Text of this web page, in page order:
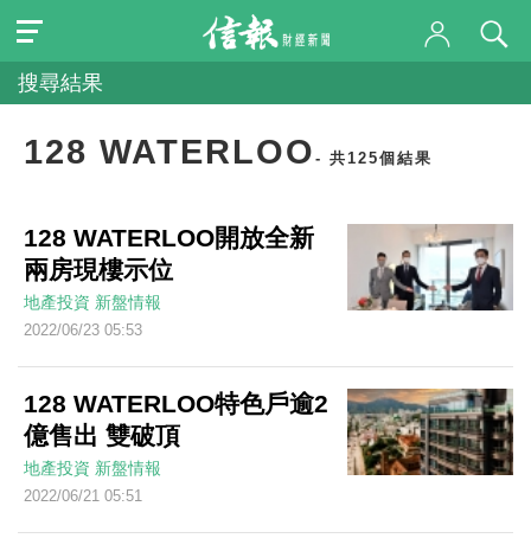
搜尋結果
128 WATERLOO - 共125個結果
128 WATERLOO開放全新
兩房現樓示位
地產投資 新盤情報
2022/06/23 05:53
128 WATERLOO特色戶逾2
億售出 雙破頂
地產投資 新盤情報
2022/06/21 05:51